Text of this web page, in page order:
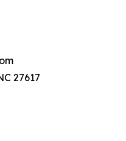
27617